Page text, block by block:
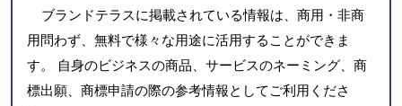
ブランドテラスに掲載されている情報は、商用・非商
用問わず、無料で様々な用途に活用することができま
す。 自身のビジネスの商品、サービスのネーミング、商
標出願、商標申請の際の参考情報としてご利用くださ